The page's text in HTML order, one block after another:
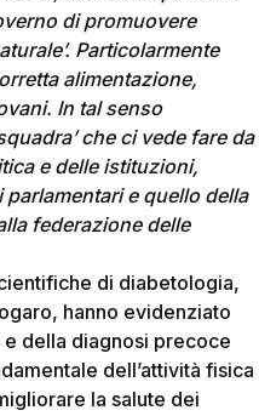
di promuovere
Particolarmente
alimentazione,
In tal senso
che ci vede fare da
e delle istituzioni,
e quello della
federazione delle
di diabetologia,
hanno evidenziato
della diagnosi precoce
dell’attività fisica
la salute dei